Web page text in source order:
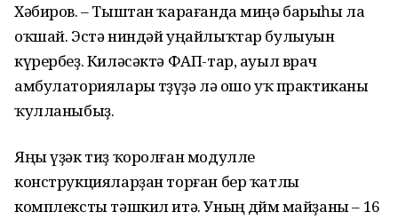
Хәбиров. – Тыштан ҡарағанда миңә барыһы ла
оҡшай. Эстә ниндәй уңайлыҡтар булыуын
күрербеҙ. Киләсәктә ФАП-тар, ауыл врач
амбулаториялары төҙөүҙә лә ошо уҡ практиканы
ҡулланыбыҙ.
Яңы үҙәк тиҙ ҡоролған модулле
конструкцияларҙан торған бер ҡатлы
комплексты тәшкил итә. Уның дөйөм майҙаны – 16